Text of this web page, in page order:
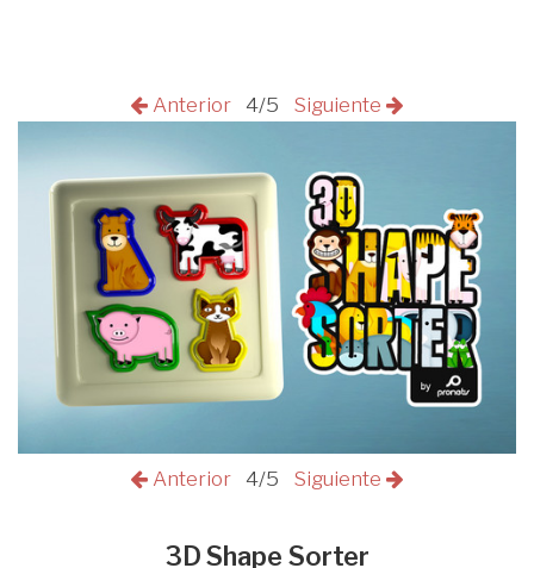
Anterior 4/5 Siguiente
Anterior 4/5 Siguiente
3D Shape Sorter